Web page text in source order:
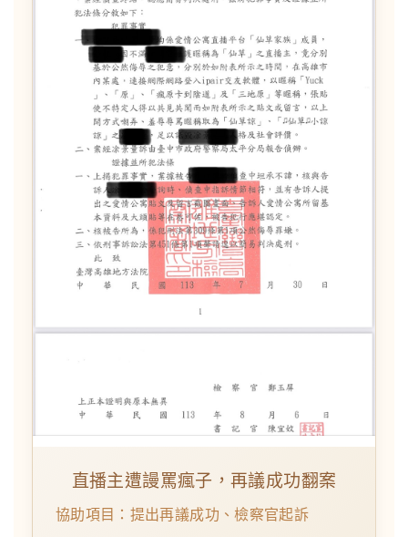
直播主遭謾罵瘋子，再議成功翻案
協助項目：提出再議成功、檢察官起訴